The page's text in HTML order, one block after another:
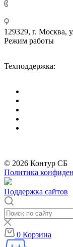
129329, г. Москва,
Режим работы
Техподдержка:
© 2026 Контур СБ
Политика
Поддержка сайтов
0 Корзина